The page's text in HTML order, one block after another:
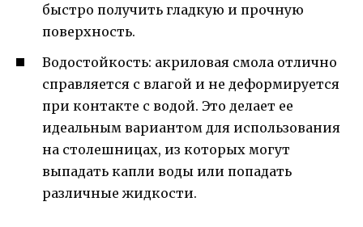
быстро получить гладкую и прочную
поверхность.
Водостойкость: акриловая смола отлично
справляется с влагой и не деформируется
при контакте с водой. Это делает ее
идеальным вариантом для использования
на столешницах, из которых могут
выпадать капли воды или попадать
различные жидкости.